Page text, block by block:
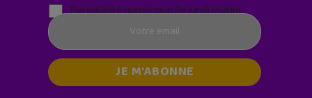
Parentalité numérique (le lundi matin)